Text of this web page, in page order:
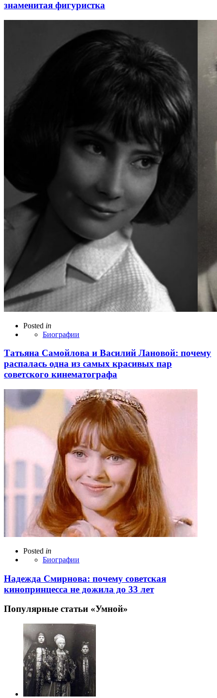
знаменитая фигуристка
Posted in
Биографии
Татьяна Самойлова и Василий Лановой: почему
распалась одна из самых красивых пар
советского кинематографа
Posted in
Биографии
Надежда Смирнова: почему советская
кинопринцесса не дожила до 33 лет
Популярные статьи «Умной»